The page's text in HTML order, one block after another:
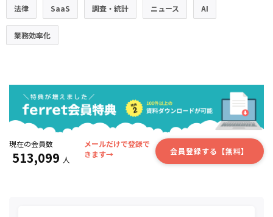
法律 SaaS 調査・統計 ニュース AI
業務効率化
現在の会員数
513,099 人
メールだけで登録で
きます→
会員登録する【無料】